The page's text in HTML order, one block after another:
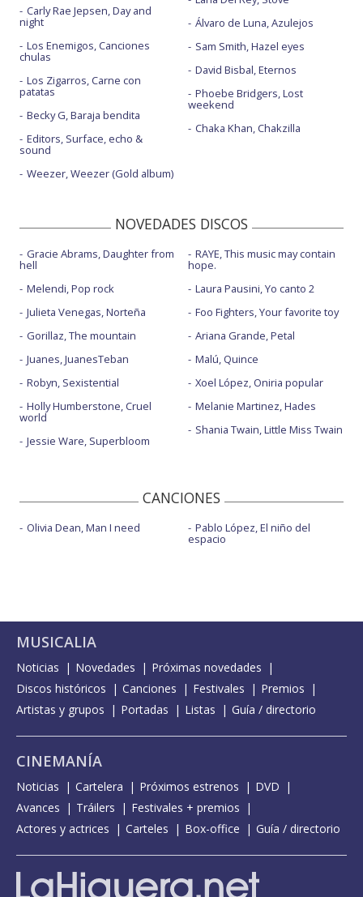
Carly Rae Jepsen, Day and
night
Los Enemigos, Canciones
chulas
Los Zigarros, Carne con
patatas
Becky G, Baraja bendita
Editors, Surface, echo &
sound
Weezer, Weezer (Gold album)
Álvaro de Luna, Azulejos
Sam Smith, Hazel eyes
David Bisbal, Eternos
Phoebe Bridgers, Lost
weekend
Chaka Khan, Chakzilla
NOVEDADES DISCOS
Gracie Abrams, Daughter from
hell
Melendi, Pop rock
Julieta Venegas, Norteña
Gorillaz, The mountain
Juanes, JuanesTeban
Robyn, Sexistential
Holly Humberstone, Cruel
world
Jessie Ware, Superbloom
RAYE, This music may contain
hope.
Laura Pausini, Yo canto 2
Foo Fighters, Your favorite toy
Ariana Grande, Petal
Malú, Quince
Xoel López, Oniria popular
Melanie Martinez, Hades
Shania Twain, Little Miss Twain
CANCIONES
Olivia Dean, Man I need Pablo López, El niño del
espacio
MUSICALIA
Noticias Novedades
Próximas novedades
Discos históricos
Canciones Festivales
Premios
Artistas y grupos
Portadas Listas Guía / directorio
CINEMANÍA
Noticias Cartelera Próximos estrenos
DVD
Avances
Tráilers
Festivales + premios
Actores y actrices
Carteles Box-office Guía / directorio